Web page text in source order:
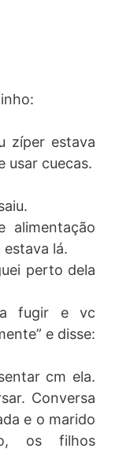
zíper estava
usar cuecas.
alimentação
estava lá.
perto dela
fugir e vc
e disse:
cm ela.
Conversa
e o marido
os filhos